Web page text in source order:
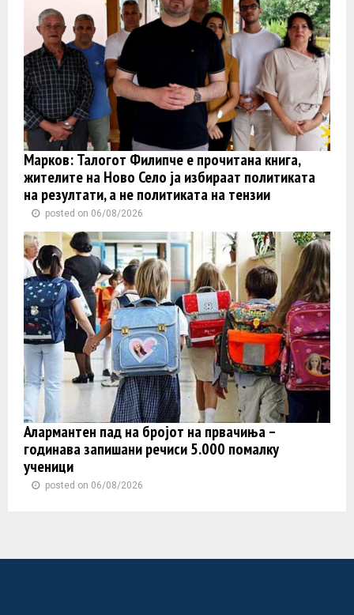
Марков: Талогот Филипче е прочитана книга,
жителите на Ново Село ја избираат политиката
на резултати, а не политиката на тензии
posted on 06/08/2026
Алармантен пад на бројот на првачиња –
годинава запишани речиси 5.000 помалку
ученици
posted on 06/08/2026